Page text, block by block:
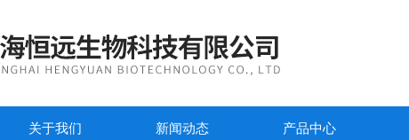
关于我们 新闻动态 产品中心